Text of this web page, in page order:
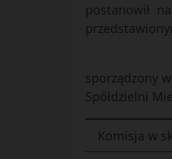
postanowił
sporządzony
Spółdzielni
Komisja w